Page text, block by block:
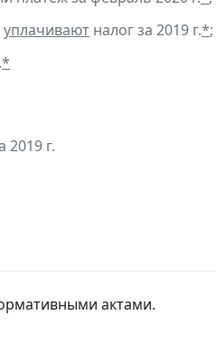
уплачивают налог за 2019 г.*;
*
2019 г.
актами.